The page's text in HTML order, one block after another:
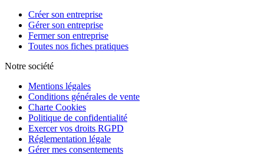
Créer son entreprise
Gérer son entreprise
Fermer son entreprise
Toutes nos fiches pratiques
Notre société
Mentions légales
Conditions générales de vente
Charte Cookies
Politique de confidentialité
Exercer vos droits RGPD
Réglementation légale
Gérer mes consentements